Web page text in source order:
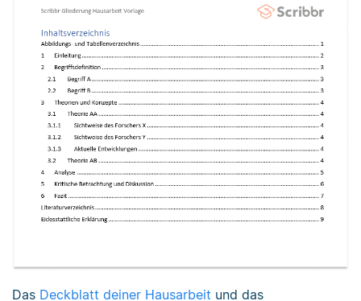
Das Deckblatt deiner Hausarbeit und das